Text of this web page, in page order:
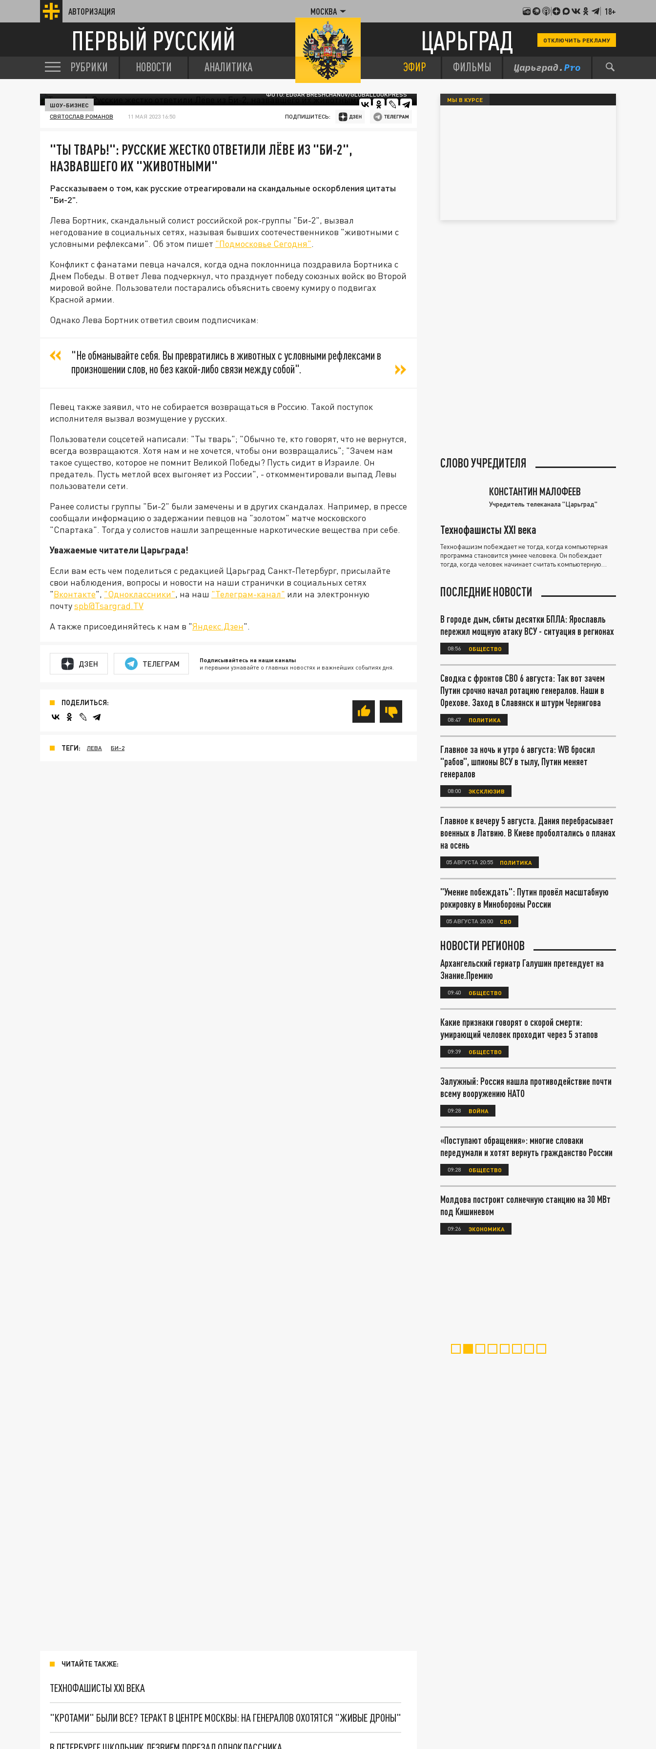
АВТОРИЗАЦИЯ МОСКВА 18+
ПЕРВЫЙ РУССКИЙ ЦАРЬГРАД ОТКЛЮЧИТЬ РЕКЛАМУ
РУБРИКИ НОВОСТИ АНАЛИТИКА ЭФИР ФИЛЬМЫ
ФОТО: EDGAR BRESHCHANOV/GLOBALLOOKPRESS
ШОУ-БИЗНЕС
СВЯТОСЛАВ РОМАНОВ 11 МАЯ 2023 16:50 ПОДПИШИТЕСЬ:
"ТЫ ТВАРЬ!": РУССКИЕ ЖЕСТКО ОТВЕТИЛИ ЛЁВЕ ИЗ "БИ-2",
НАЗВАВШЕГО ИХ "ЖИВОТНЫМИ"
Рассказываем о том, как русские отреагировали на скандальные оскорбления цитаты
"Би-2".
Лева Бортник, скандальный солист российской рок-группы "Би-2", вызвал
негодование в социальных сетях, называя бывших соотечественников "животными с
условными рефлексами". Об этом пишет "Подмосковье Сегодня".
Конфликт с фанатами певца начался, когда одна поклонница поздравила Бортника с
Днем Победы. В ответ Лева подчеркнул, что празднует победу союзных войск во Второй
мировой войне. Пользователи постарались объяснить своему кумиру о подвигах
Красной армии.
Однако Лева Бортник ответил своим подписчикам:
"Не обманывайте себя. Вы превратились в животных с условными рефлексами в
произношении слов, но без какой-либо связи между собой".
Певец также заявил, что не собирается возвращаться в Россию. Такой поступок
исполнителя вызвал возмущение у русских.
Пользователи соцсетей написали: "Ты тварь"; "Обычно те, кто говорят, что не вернутся,
всегда возвращаются. Хотя нам и не хочется, чтобы они возвращались"; "Зачем нам
такое существо, которое не помнит Великой Победы? Пусть сидит в Израиле. Он
предатель. Пусть метлой всех выгоняет из России", - откомментировали выпад Левы
пользователи сети.
Ранее солисты группы "Би-2" были замечены и в других скандалах. Например, в прессе
сообщали информацию о задержании певцов на "золотом" матче московского
"Спартака". Тогда у солистов нашли запрещенные наркотические вещества при себе.
Уважаемые читатели Царьграда!
Если вам есть чем поделиться с редакцией Царьград Санкт-Петербург, присылайте
свои наблюдения, вопросы и новости на наши странички в социальных сетях
"Вконтакте", "Одноклассники", на наш "Телеграм-канал" или на электронную
почтуspb@Tsargrad.TV
А также присоединяйтесь к нам в "Яндекс.Дзен".
ДЗЕН ТЕЛЕГРАМ Подписывайтесь на наши каналы
и первыми узнавайте о главных новостях и важнейших событиях дня.
ПОДЕЛИТЬСЯ:
ТЕГИ: ЛЕВА БИ-2
ЧИТАЙТЕ ТАКЖЕ:
ТЕХНОФАШИСТЫ XXI ВЕКА
"КРОТАМИ" БЫЛИ ВСЕ? ТЕРАКТ В ЦЕНТРЕ МОСКВЫ: НА ГЕНЕРАЛОВ ОХОТЯТСЯ "ЖИВЫЕ ДРОНЫ"
МЫ В КУРСЕ
СЛОВО УЧРЕДИТЕЛЯ
КОНСТАНТИН МАЛОФЕЕВ
Учредитель телеканала "Царьград"
Технофашисты XXI века
Технофашизм побеждает не тогда, когда компьютерная
программа становится умнее человека. Он побеждает
тогда, когда человек начинает считать компьютерную
ПОСЛЕДНИЕ НОВОСТИ
В городе дым, сбиты десятки БПЛА: Ярославль
пережил мощную атаку ВСУ - ситуация в регионах
08:56 ОБЩЕСТВО
Сводка с фронтов СВО 6 августа: Так вот зачем
Путин срочно начал ротацию генералов. Наши в
Орехове. Заход в Славянск и штурм Чернигова
08:47 ПОЛИТИКА
Главное за ночь и утро 6 августа: WB бросил
"рабов", шпионы ВСУ в тылу, Путин меняет
генералов
08:00 ЭКСКЛЮЗИВ
Главное к вечеру 5 августа. Дания перебрасывает
военных в Латвию. В Киеве проболтались о планах
на осень
05 АВГУСТА 20:55 ПОЛИТИКА
"Умение побеждать": Путин провёл масштабную
рокировку в Минобороны России
05 АВГУСТА 20:00 СВО
НОВОСТИ РЕГИОНОВ
Архангельский гериатр Галушин претендует на
Знание.Премию
09:40 ОБЩЕСТВО
Какие признаки говорят о скорой смерти:
умирающий человек проходит через 5 этапов
09:39 ОБЩЕСТВО
Залужный: Россия нашла противодействие почти
всему вооружению НАТО
09:28 ВОЙНА
«Поступают обращения»: многие словаки
передумали и хотят вернуть гражданство России
09:28 ОБЩЕСТВО
Молдова построит солнечную станцию на 30 МВт
под Кишиневом
09:26 ЭКОНОМИКА